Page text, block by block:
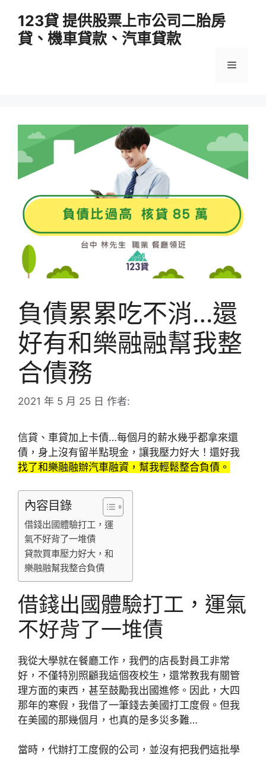
123貸 提供股票上市公司二胎房
貸、機車貸款、汽車貸款
選
負債累累吃不消…還
好有和樂融融幫我整
合債務
2021 年 5 月 25 日 作者:
信貸、車貸加上卡債…每個月的薪水幾乎都拿來還
債，身上沒有留半點現金，讓我壓力好大！還好我
找了和樂融融辦汽車融資，幫我輕鬆整合負債。
內容目錄
借錢出國體驗打工，運
氣不好背了一堆債
貸款買車壓力好大，和
樂融融幫我整合負債
借錢出國體驗打工，運氣
不好背了一堆債
我從大學就在餐廳工作，我們的店長對員工非常
好，不僅特別照顧我這個夜校生，還常教我有關管
理方面的東西，甚至鼓勵我出國進修。因此，大四
那年的寒假，我借了一筆錢去美國打工度假。但我
在美國的那幾個月，也真的是多災多難…
當時，代辦打工度假的公司，並沒有把我們這批學